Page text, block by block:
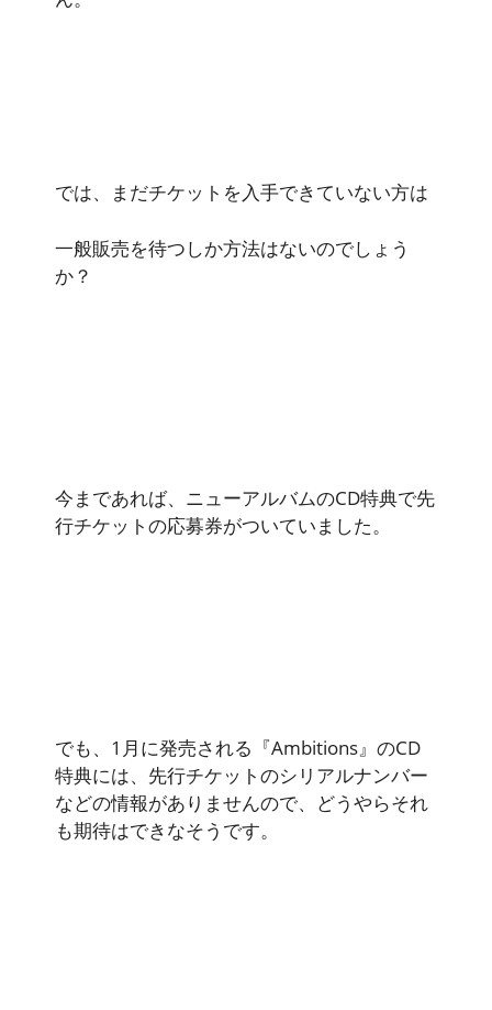
では、まだチケットを入手できていない方は
一般販売を待つしか方法はないのでしょう
か？
今まであれば、ニューアルバムのCD特典で先
行チケットの応募券がついていました。
でも、1月に発売される『Ambitions』のCD
特典には、先行チケットのシリアルナンバー
などの情報がありませんので、どうやらそれ
も期待はできなそうです。